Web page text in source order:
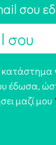
σου
κατάστημα
έδωσα,
μαζί μου